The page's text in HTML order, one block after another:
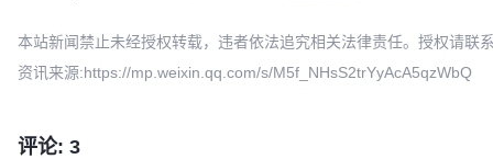
本站新闻禁止未经授权转载，违者依法追究相关法律责任。授权请联
资讯来源:https://mp.weixin.qq.com/s/M5f_NHsS2trYyAcA5qzWbQ
评论: 3